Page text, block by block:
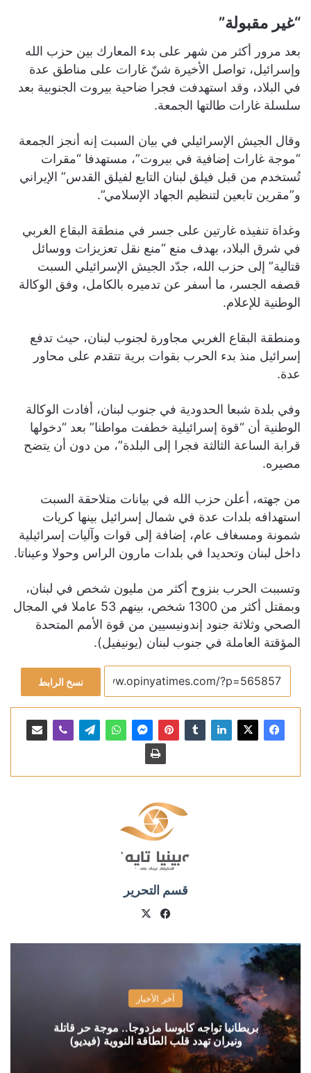
“غير مقبولة”
بعد مرور أكثر من شهر على بدء المعارك بين حزب الله
وإسرائيل، تواصل الأخيرة شنّ غارات على مناطق عدة
في البلاد، وقد استهدفت فجرا ضاحية بيروت الجنوبية بعد
سلسلة غارات طالتها الجمعة.
وقال الجيش الإسرائيلي في بيان السبت إنه أنجز الجمعة
“موجة غارات إضافية في بيروت”، مستهدفا “مقرات
تُستخدم من قبل فيلق لبنان التابع لفيلق القدس” الإيراني
و”مقرين تابعين لتنظيم الجهاد الإسلامي”.
وغداة تنفيذه غارتين على جسر في منطقة البقاع الغربي
في شرق البلاد، بهدف منع “منع نقل تعزيزات ووسائل
قتالية” إلى حزب الله، جدّد الجيش الإسرائيلي السبت
قصفه الجسر، ما أسفر عن تدميره بالكامل، وفق الوكالة
الوطنية للإعلام.
ومنطقة البقاع الغربي مجاورة لجنوب لبنان، حيث تدفع
إسرائيل منذ بدء الحرب بقوات برية تتقدم على محاور
عدة.
وفي بلدة شبعا الحدودية في جنوب لبنان، أفادت الوكالة
الوطنية أن “قوة إسرائيلية خطفت مواطنا” بعد “دخولها
قرابة الساعة الثالثة فجرا إلى البلدة”، من دون أن يتضح
مصيره.
من جهته، أعلن حزب الله في بيانات متلاحقة السبت
استهدافه بلدات عدة في شمال إسرائيل بينها كريات
شمونة ومسغاف عام، إضافة إلى قوات وآليات إسرائيلية
داخل لبنان وتحديدا في بلدات مارون الراس وحولا وعيناتا.
وتسببت الحرب بنزوح أكثر من مليون شخص في لبنان،
وبمقتل أكثر من 1300 شخص، بينهم 53 عاملا في المجال
الصحي وثلاثة جنود إندونيسيين من قوة الأمم المتحدة
المؤقتة العاملة في جنوب لبنان (يونيفيل).
نسخ الرابط
قسم التحرير
فيسبوك
آخر الأخبار
بريطانيا تواجه كابوسا مزدوجا.. موجة حر قاتلة
ونيران تهدد قلب الطاقة النووية (فيديو)